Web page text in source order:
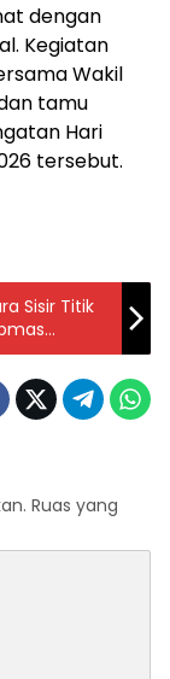
dengan
Kegiatan
Wakil
tamu
Hari
tersebut.
Sisir Titik
Ruas yang